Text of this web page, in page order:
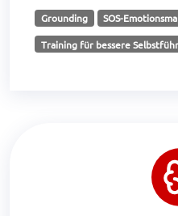
Grounding SOS-
Training für bessere